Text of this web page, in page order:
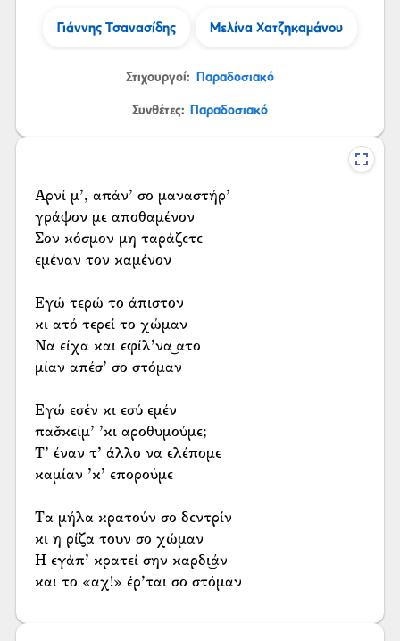
Γιάννης Τσανασίδης Μελίνα Χατζηκαμάνου
Στιχουργοί: Παραδοσιακό
Συνθέτες: Παραδοσιακό
Αρνί μ’, απάν’ σο μαναστήρ’
γράψον με αποθαμένον
Σον κόσμον μη ταράζετε
εμέναν τον καμένον
Εγώ τερώ το άπιστον
κι ατό τερεί το χώμαν
Να είχα και εφίλ’να͜ ατο
μίαν απέσ’ σο στόμαν
Εγώ εσέν κι εσύ εμέν
πασ̌κείμ’ ’κι αροθυμούμε;
Τ’ έναν τ’ άλλο να ελέπομε
καμίαν ’κ’ επορούμε
Τα μήλα κρατούν σο δεντρίν
κι η ρίζα τουν σο χώμαν
Η εγάπ’ κρατεί σην καρδι͜άν
και το «αχ!» έρ’ται σο στόμαν